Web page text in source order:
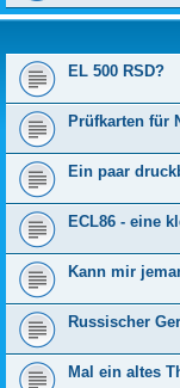
EL 500 RSD?
Prüfkarten für
Ein paar
ECL86 - eine
Kann mir
Russischer
Mal ein altes